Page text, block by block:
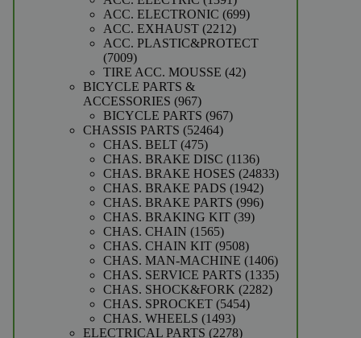
producten
ACC. ELECTRONIC 699699
ACC. EXHAUST 22122212
producten
ACC. PLASTIC&PROTECT
70097009
producten
TIRE ACC. MOUSSE 4242
BICYCLE PARTS &
ACCESSORIES 967967
producten
BICYCLE PARTS 967967
CHASSIS PARTS 5246452464
CHAS. BELT 475475
producten
CHAS. BRAKE DISC 11361136
producten
CHAS. BRAKE HOSES 2483324833
CHAS. BRAKE PADS 19421942
producten
CHAS. BRAKE PARTS 996996
CHAS. BRAKING KIT 3939
CHAS. CHAIN 15651565
producten
CHAS. CHAIN KIT 95089508
producten
CHAS. MAN-MACHINE 14061406
producten
CHAS. SERVICE PARTS 13351335
CHAS. SHOCK&FORK 22822282
CHAS. SPROCKET 54545454
CHAS. WHEELS 14931493
producten
ELECTRICAL PARTS 22782278